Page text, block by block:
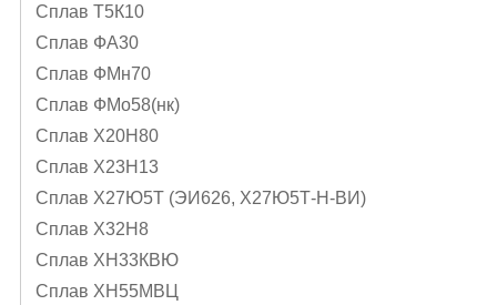
Сплав Т5К10
Сплав ФА30
Сплав ФМн70
Сплав ФМо58(нк)
Сплав Х20Н80
Сплав Х23Н13
Сплав Х27Ю5Т (ЭИ626, Х27Ю5Т-Н-ВИ)
Сплав Х32Н8
Сплав ХН33КВЮ
Сплав ХН55МВЦ